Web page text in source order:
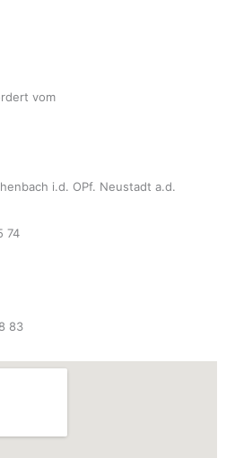
vom
i.d. OPf. Neustadt a.d.
74
83